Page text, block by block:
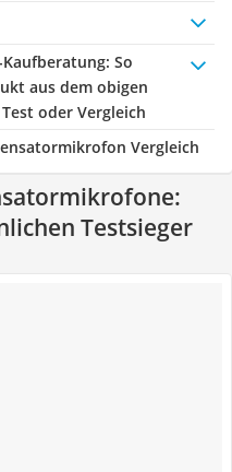
: So
aus dem obigen
oder Vergleich
Vergleich
Testsieger